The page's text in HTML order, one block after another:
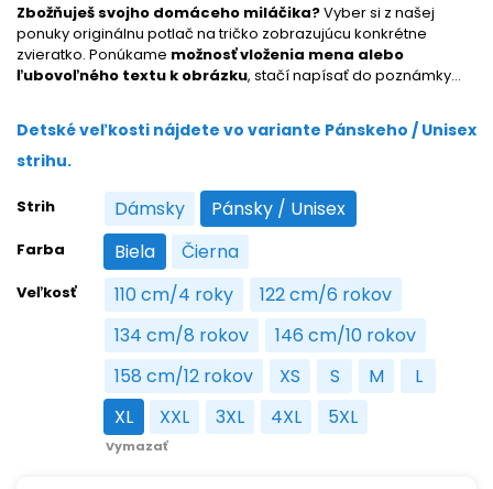
Zbožňuješ svojho domáceho miláčika?Vyber si z našej
ponuky originálnu potlač na tričko zobrazujúcu konkrétne
zvieratko. Ponúkame možnosť vloženia mena alebo
ľubovoľného textu k obrázku, stačí napísať do poznámky…
Detské veľkosti nájdete vo variante Pánskeho / Unisex
strihu.
Strih Dámsky
Dámsky Pánsky / Unisex
Pánsky / Unisex
Farba Biela
Biela Čierna
Čierna
Veľkosť 110 cm/4 roky
110 cm/4 roky122 cm/6 rokov
122 cm/6 rokov
134 cm/8 rokov
134 cm/8 rokov146 cm/10 rokov
146 cm/10 rokov
158 cm/12 rokov
158 cm/12 rokov
XS
XS S
S M
M LL
XL
XL XXL
XXL 3XL
3XL 4XL
4XL 5XL
5XL
Vymazať